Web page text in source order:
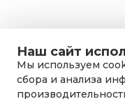
Наш сайт
Мы используем
сбора и анализа